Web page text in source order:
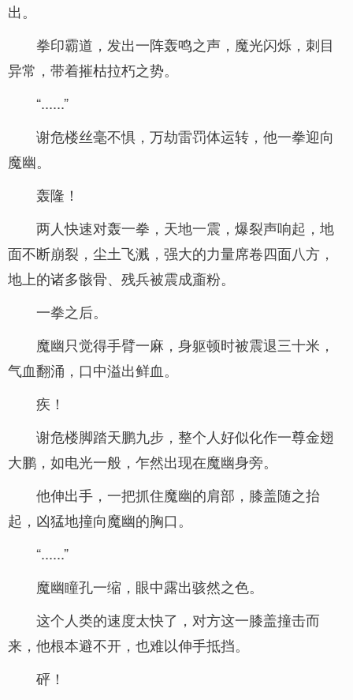
出。
拳印霸道，发出一阵轰鸣之声，魔光闪烁，刺目
异常，带着摧枯拉朽之势。
“......”
谢危楼丝毫不惧，万劫雷罚体运转，他一拳迎向
魔幽。
轰隆！
两人快速对轰一拳，天地一震，爆裂声响起，地
面不断崩裂，尘土飞溅，强大的力量席卷四面八方，
地上的诸多骸骨、残兵被震成齑粉。
一拳之后。
魔幽只觉得手臂一麻，身躯顿时被震退三十米，
气血翻涌，口中溢出鲜血。
疾！
谢危楼脚踏天鹏九步，整个人好似化作一尊金翅
大鹏，如电光一般，乍然出现在魔幽身旁。
他伸出手，一把抓住魔幽的肩部，膝盖随之抬
起，凶猛地撞向魔幽的胸口。
“......”
魔幽瞳孔一缩，眼中露出骇然之色。
这个人类的速度太快了，对方这一膝盖撞击而
来，他根本避不开，也难以伸手抵挡。
砰！